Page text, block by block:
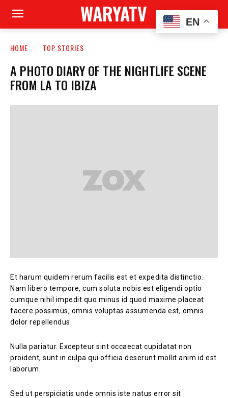
WARYATV
HOME TOP STORIES
A PHOTO DIARY OF THE NIGHTLIFE SCENE
FROM LA TO IBIZA
Et harum quidem rerum facilis est et expedita distinctio.
Nam libero tempore, cum soluta nobis est eligendi optio
cumque nihil impedit quo minus id quod maxime placeat
facere possimus, omnis voluptas assumenda est, omnis
dolor repellendus.
Nulla pariatur. Excepteur sint occaecat cupidatat non
proident, sunt in culpa qui officia deserunt mollit anim id est
laborum.
Sed ut perspiciatis unde omnis iste natus error sit
EN